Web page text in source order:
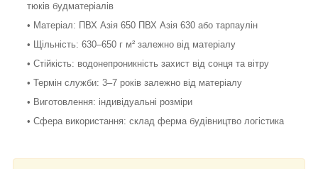
тюків будматеріалів
• Матеріал: ПВХ Азія 650 ПВХ Азія 630 або тарпаулін
• Щільність: 630–650 г м² залежно від матеріалу
• Стійкість: водонепроникність захист від сонця та вітру
• Термін служби: 3–7 років залежно від матеріалу
• Виготовлення: індивідуальні розміри
• Сфера використання: склад ферма будівництво логістика